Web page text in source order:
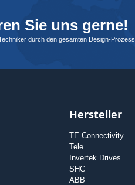
Sie uns gerne!
durch den gesamten Design-Prozess.
Hersteller
TE Connectivity
Tele
Invertek Drives
SHC
ABB